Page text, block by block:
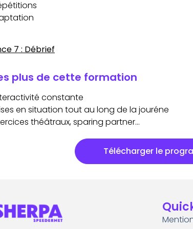
7 : Débrief
plus de cette formation
constante
en situation tout au long de la jouréne
théâtraux, sparing partner…
Télécharger le